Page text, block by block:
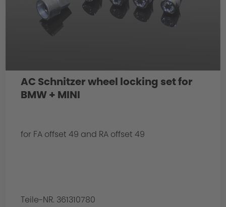
AC Schnitzer wheel locking set for
BMW + MINI
for FA offset 49 and RA offset 49
Teile-NR. 361310780